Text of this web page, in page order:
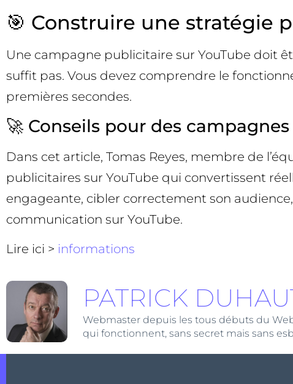
🎯 Construire une stratégie
Une campagne publicitaire sur YouTube doit
suffit pas. Vous devez comprendre le
premières secondes.
🚀 Conseils pour des
Dans cet article, Tomas Reyes, membre de
publicitaires sur YouTube qui convertissent
engageante, cibler correctement son
communication sur YouTube.
Lire ici > informations
PATRICK
Webmaster depuis les tous débuts du
qui fonctionnent, sans secret mais sans